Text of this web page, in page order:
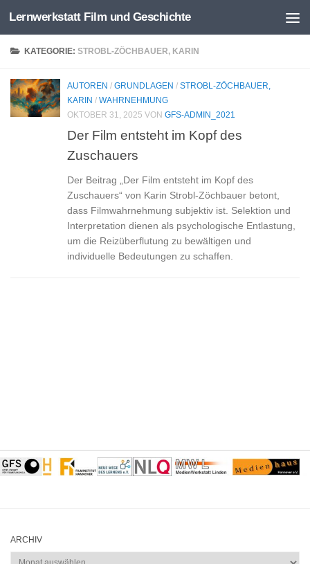
Zum Inhalt springen
Lernwerkstatt Film und Geschichte
KATEGORIE:STROBL-ZÖCHBAUER, KARIN
AUTOREN / GRUNDLAGEN / STROBL-ZÖCHBAUER,
KARIN / WAHRNEHMUNG
OKTOBER 31, 2025 VON GFS-ADMIN_2021
Der Film entsteht im Kopf des
Zuschauers
Der Beitrag „Der Film entsteht im Kopf des
Zuschauers“ von Karin Strobl-Zöchbauer betont,
dass Filmwahrnehmung subjektiv ist. Selektion und
Interpretation dienen als psychologische Entlastung,
um die Reizüberflutung zu bewältigen und
individuelle Bedeutungen zu schaffen.
ARCHIV
Archiv